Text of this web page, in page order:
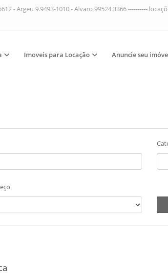
- Argeu 9.9493-1010 - Alvaro 99524.3366 ----------
Imoveis para Locação Anuncie seu